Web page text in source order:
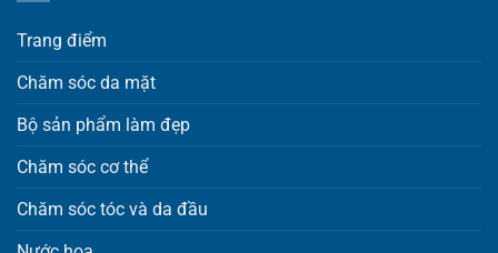
Trang điểm
Chăm sóc da mặt
Bộ sản phẩm làm đẹp
Chăm sóc cơ thể
Chăm sóc tóc và da đầu